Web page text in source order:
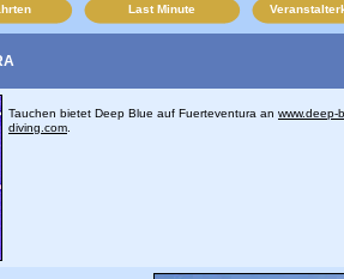
Last Minute
Tauchen bietet Deep Blue auf Fuerteventura an www.deep-
diving.com